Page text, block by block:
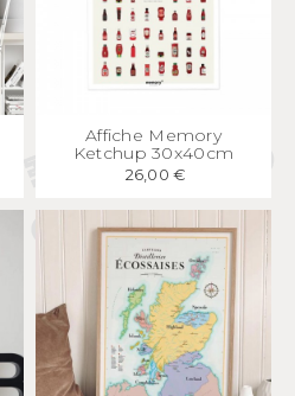
APERÇUAffiche Memory
Ketchup 30x40cm
26,00 €